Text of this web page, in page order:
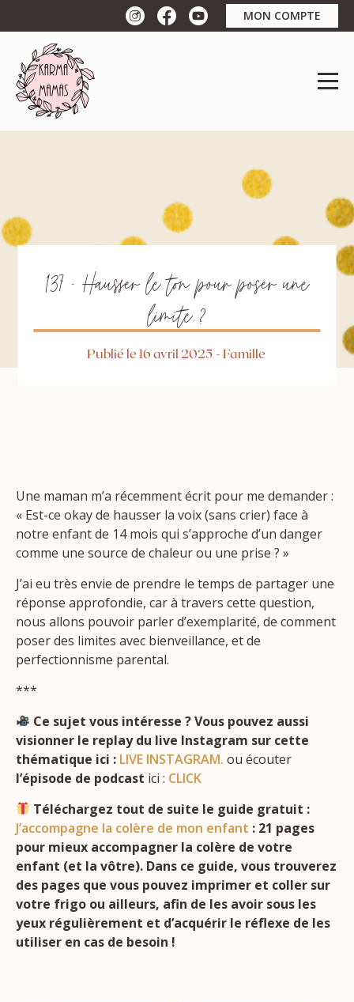
MON COMPTE
137 – Hausser le ton pour poser une
limite ?
Publié le 16 avril 2025 - Famille
Une maman m’a récemment écrit pour me demander :
« Est-ce okay de hausser la voix (sans crier) face à
notre enfant de 14 mois qui s’approche d’un danger
comme une source de chaleur ou une prise ? »
J’ai eu très envie de prendre le temps de partager une
réponse approfondie, car à travers cette question,
nous allons pouvoir parler d’exemplarité, de comment
poser des limites avec bienveillance, et de
perfectionnisme parental.
***
Ce sujet vous intéresse ?Vous pouvez aussi
visionner le replay du live Instagram sur cette
thématique ici : LIVE INSTAGRAM. ou écouter
l’épisode de podcast ici : CLICK
Téléchargez tout de suite le guide gratuit :
J’accompagne la colère de mon enfant : 21 pages
pour mieux accompagner la colère de votre
enfant (et la vôtre). Dans ce guide, vous trouverez
des pages que vous pouvez imprimer et coller sur
votre frigo ou ailleurs, afin de les avoir sous les
yeux régulièrement et d’acquérir le réflexe de les
utiliser en cas de besoin !